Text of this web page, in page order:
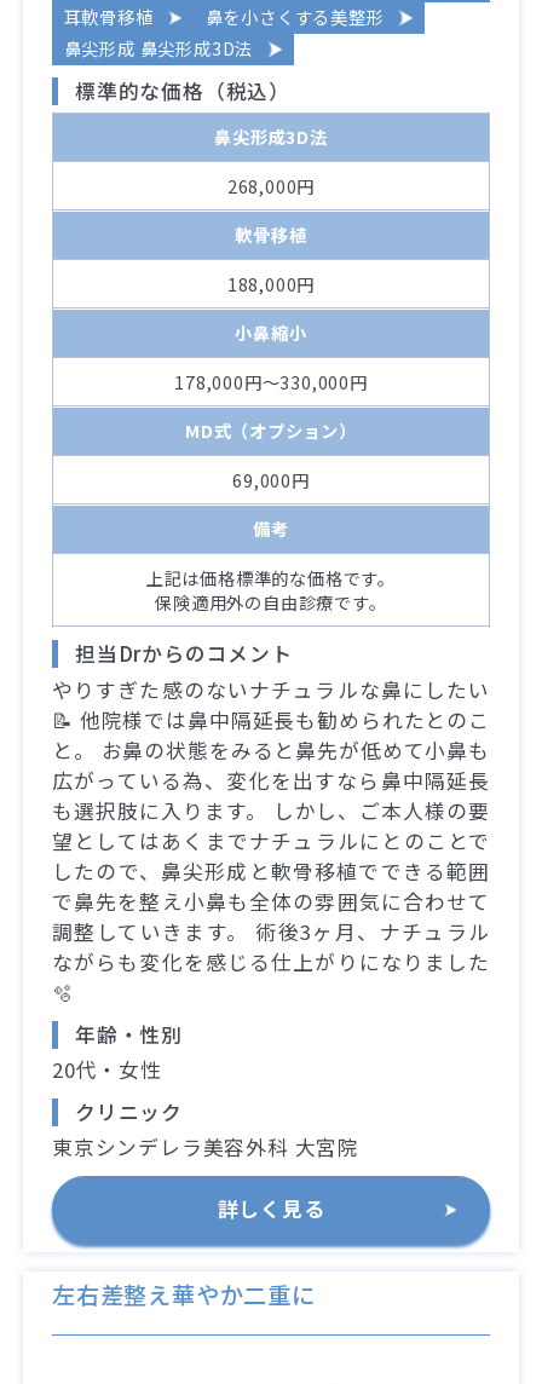
耳軟骨移植
鼻を小さくする美整形
鼻尖形成 鼻尖形成3D法
標準的な価格（税込）
鼻尖形成3D法
268,000円
軟骨移植
188,000円
小鼻縮小
178,000円～330,000円
MD式（オプション）
69,000円
備考
上記は価格標準的な価格です。
保険適用外の自由診療です。
担当Drからのコメント
やりすぎた感のないナチュラルな鼻にしたい
📝 他院様では鼻中隔延長も勧められたとのこ
と。 お鼻の状態をみると鼻先が低めて小鼻も
広がっている為、変化を出すなら鼻中隔延長
も選択肢に入ります。 しかし、ご本人様の要
望としてはあくまでナチュラルにとのことで
したので、鼻尖形成と軟骨移植でできる範囲
で鼻先を整え小鼻も全体の雰囲気に合わせて
調整していきます。 術後3ヶ月、ナチュラル
ながらも変化を感じる仕上がりになりました
🫧
年齢・性別
20代・女性
クリニック
東京シンデレラ美容外科 大宮院
詳しく見る
左右差整え華やか二重に